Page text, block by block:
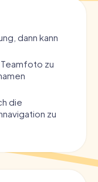
dann kann
zu
die
zu